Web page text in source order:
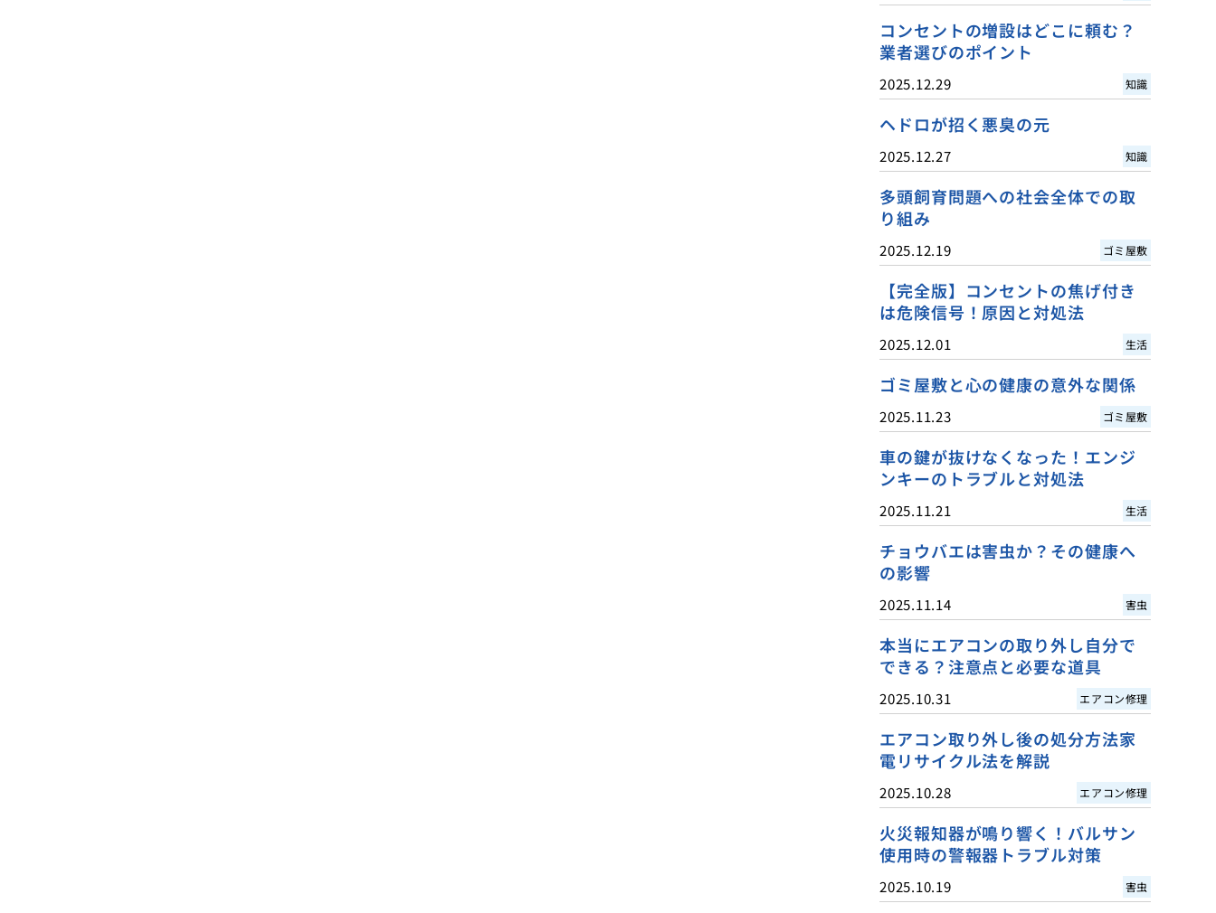
コンセントの増設はどこに頼む？
業者選びのポイント
2025.12.29 知識
ヘドロが招く悪臭の元
2025.12.27 知識
多頭飼育問題への社会全体での取
り組み
2025.12.19 ゴミ屋敷
【完全版】コンセントの焦げ付き
は危険信号！原因と対処法
2025.12.01 生活
ゴミ屋敷と心の健康の意外な関係
2025.11.23 ゴミ屋敷
車の鍵が抜けなくなった！エンジ
ンキーのトラブルと対処法
2025.11.21 生活
チョウバエは害虫か？その健康へ
の影響
2025.11.14 害虫
本当にエアコンの取り外し自分で
できる？注意点と必要な道具
2025.10.31 エアコン修理
エアコン取り外し後の処分方法家
電リサイクル法を解説
2025.10.28 エアコン修理
火災報知器が鳴り響く！バルサン
使用時の警報器トラブル対策
2025.10.19 害虫